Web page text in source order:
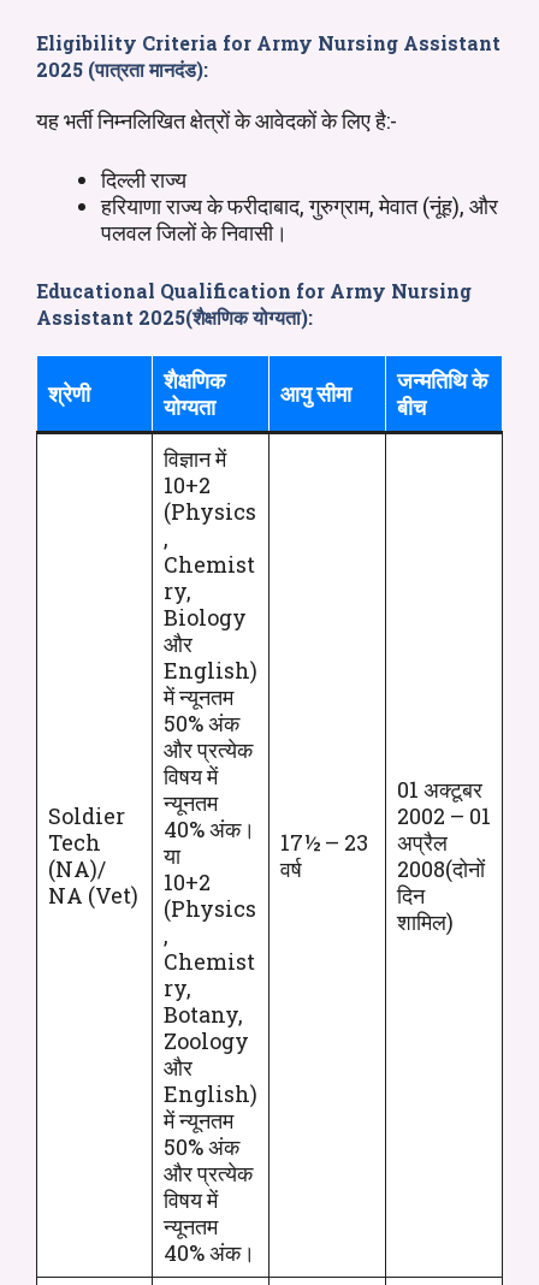
Eligibility Criteria for Army Nursing Assistant
2025 (पात्रता मानदंड):
यह भर्ती निम्नलिखित क्षेत्रों के आवेदकों के लिए है:-
दिल्ली राज्य
हरियाणा राज्य के फरीदाबाद, गुरुग्राम, मेवात (नूंह), और
पलवल जिलों के निवासी।
Educational Qualification for Army Nursing
Assistant 2025(शैक्षणिक योग्यता):
श्रेणी
शैक्षणिक
योग्यता
आयु सीमा
जन्मतिथि के
बीच
Soldier
Tech
(NA)/
NA (Vet)
विज्ञान में
10+2
(Physics
,
Chemist
ry,
Biology
और
English)
में न्यूनतम
50% अंक
और प्रत्येक
विषय में
न्यूनतम
40% अंक।
या
10+2
(Physics
,
Chemist
ry,
Botany,
Zoology
और
English)
में न्यूनतम
50% अंक
और प्रत्येक
विषय में
न्यूनतम
40% अंक।
17½ – 23
वर्ष
01 अक्टूबर
2002 – 01
अप्रैल
2008(दोनों
दिन
शामिल)